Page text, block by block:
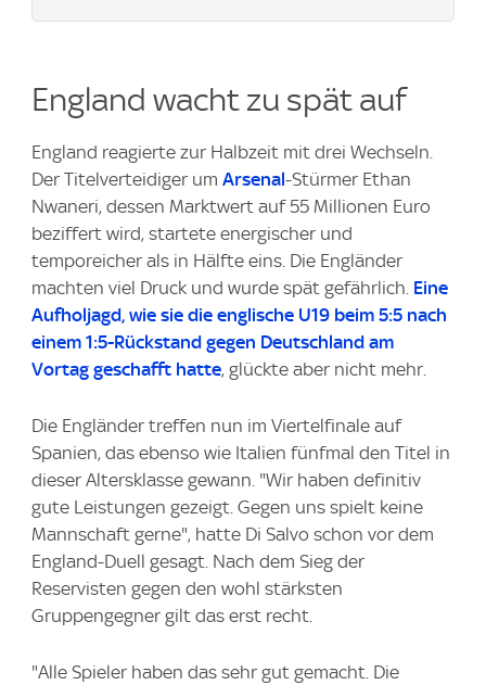
England wacht zu spät auf
England reagierte zur Halbzeit mit drei Wechseln.
Der Titelverteidiger um Arsenal-Stürmer Ethan
Nwaneri, dessen Marktwert auf 55 Millionen Euro
beziffert wird, startete energischer und
temporeicher als in Hälfte eins. Die Engländer
machten viel Druck und wurde spät gefährlich. Eine
Aufholjagd, wie sie die englische U19 beim 5:5 nach
einem 1:5-Rückstand gegen Deutschland am
Vortag geschafft hatte, glückte aber nicht mehr.
Die Engländer treffen nun im Viertelfinale auf
Spanien, das ebenso wie Italien fünfmal den Titel in
dieser Altersklasse gewann. "Wir haben definitiv
gute Leistungen gezeigt. Gegen uns spielt keine
Mannschaft gerne", hatte Di Salvo schon vor dem
England-Duell gesagt. Nach dem Sieg der
Reservisten gegen den wohl stärksten
Gruppengegner gilt das erst recht.
"Alle Spieler haben das sehr gut gemacht. Die